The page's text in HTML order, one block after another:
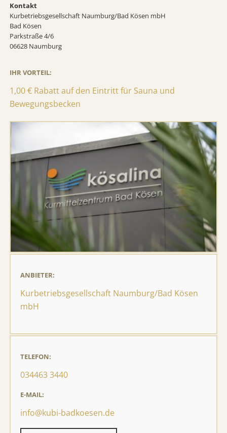
Kontakt
Kurbetriebsgesellschaft Naumburg/Bad Kösen mbH
Bad Kösen
Parkstraße 4/6
06628 Naumburg
IHR VORTEIL:
1,00 € Rabatt auf den Eintritt für Sauna und
Bewegungsbecken
ANBIETER:
Kurbetriebsgesellschaft Naumburg/Bad Kösen
mbH
TELEFON:
034463 3440
E-MAIL:
info@kubi-badkoesen.de